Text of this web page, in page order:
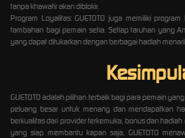
tanpa khawatir akan diblokir.
Program Loyalitas: GUETOTO juga memiliki
tambahan bagi pemain setia. Setiap taruhan yang
yang dapat ditukarkan dengan berbagai hadiah
GUETOTO adalah pilihan terbaik bagi para pemain
peluang besar untuk menang dan mendapatkan
berkualitas dari provider terkemuka, bonus dan
yang siap membantu kapan saja, GUETOTO